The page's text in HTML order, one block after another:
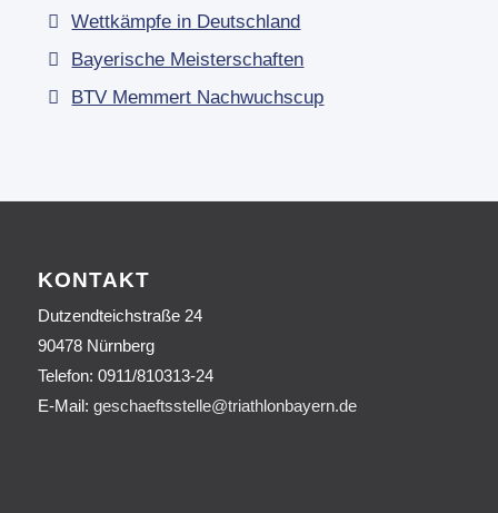
Wettkämpfe in Deutschland
Bayerische Meisterschaften
BTV Memmert Nachwuchscup
KONTAKT
Dutzendteichstraße 24
90478 Nürnberg
Telefon: 0911/810313-24
E-Mail: geschaeftsstelle@triathlonbayern.de